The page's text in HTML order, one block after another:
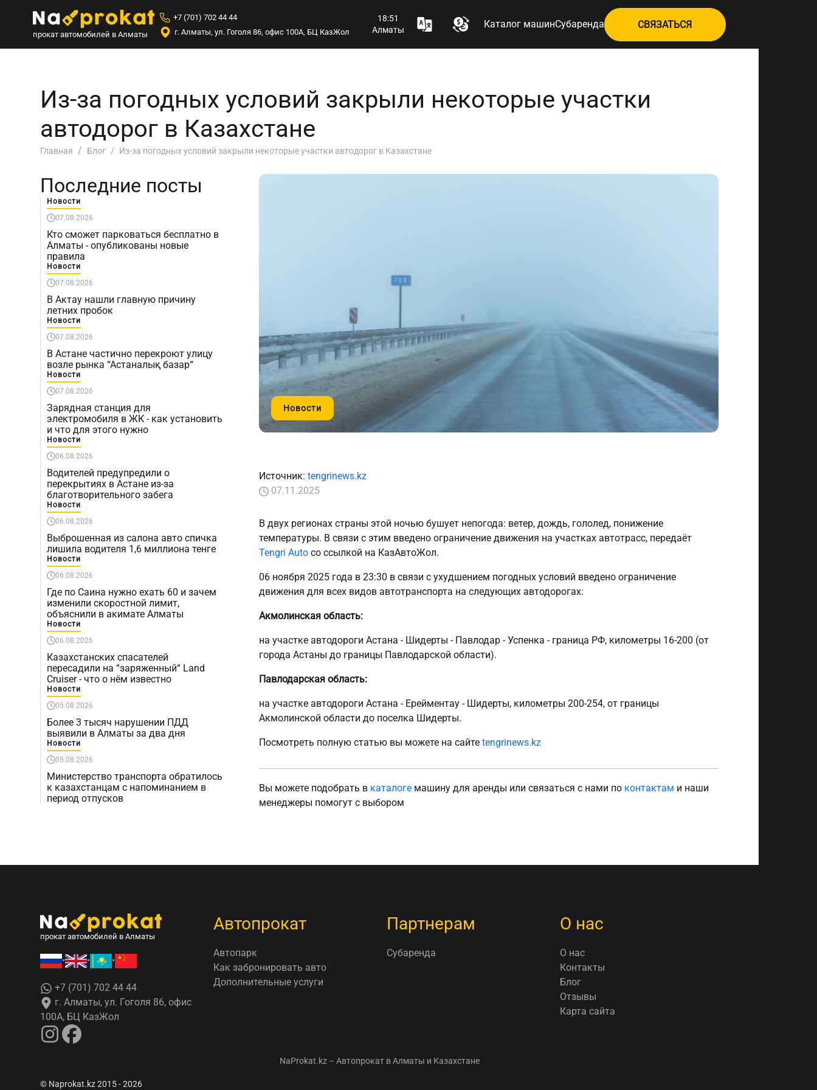
прокат автомобилей в Алматы
+7 (701) 702 44 44
г. Алматы, ул. Гоголя 86, офис 100А, БЦ КазЖол
18:51
Алматы
Каталог машинСубаренда СВЯЗАТЬСЯ
Из-за погодных условий закрыли некоторые участки
автодорог в Казахстане
Главная Блог Из-за погодных условий закрыли некоторые участки автодорог в Казахстане
Последние посты
Новости
07.08.2026
Кто сможет парковаться бесплатно в
Алматы - опубликованы новые
правила
Новости
07.08.2026
В Актау нашли главную причину
летних пробок
Новости
07.08.2026
В Астане частично перекроют улицу
возле рынка “Астаналық базар“
Новости
07.08.2026
Зарядная станция для
электромобиля в ЖК - как установить
и что для этого нужно
Новости
06.08.2026
Водителей предупредили о
перекрытиях в Астане из-за
благотворительного забега
Новости
06.08.2026
Выброшенная из салона авто спичка
лишила водителя 1,6 миллиона тенге
Новости
06.08.2026
Где по Саина нужно ехать 60 и зачем
изменили скоростной лимит,
объяснили в акимате Алматы
Новости
06.08.2026
Казахстанских спасателей
пересадили на “заряженный“ Land
Cruiser - что о нём известно
Новости
05.08.2026
Более 3 тысяч нарушении ПДД
выявили в Алматы за два дня
Новости
05.08.2026
Министерство транспорта обратилось
к казахстанцам с напоминанием в
период отпусков
Новости
Источник: tengrinews.kz
07.11.2025
В двух регионах страны этой ночью бушует непогода: ветер, дождь, гололед, понижение
температуры. В связи с этим введено ограничение движения на участках автотрасс, передаёт
Tengri Auto со ссылкой на КазАвтоЖол.
06 ноября 2025 года в 23:30 в связи с ухудшением погодных условий введено ограничение
движения для всех видов автотранспорта на следующих автодорогах:
Акмолинская область:
на участке автодороги Астана - Шидерты - Павлодар - Успенка - граница РФ, километры 16-200 (от
города Астаны до границы Павлодарской области).
Павлодарская область:
на участке автодороги Астана - Ерейментау - Шидерты, километры 200-254, от границы
Акмолинской области до поселка Шидерты.
Посмотреть полную статью вы можете на сайте tengrinews.kz
Вы можете подобрать в каталоге машину для аренды или связаться с нами по контактам и наши
менеджеры помогут с выбором
прокат автомобилей в Алматы
• • •
+7 (701) 702 44 44
г. Алматы, ул. Гоголя 86, офис
100А, БЦ КазЖол
Автопрокат
Автопарк
Как забронировать авто
Дополнительные услуги
Партнерам
Субаренда
О нас
О нас
Контакты
Блог
Отзывы
Карта сайта
NaProkat.kz – Автопрокат в Алматы и Казахстане
© Naprokat.kz 2015 - 2026